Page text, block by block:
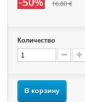
16,80 €
Количество
В корзину